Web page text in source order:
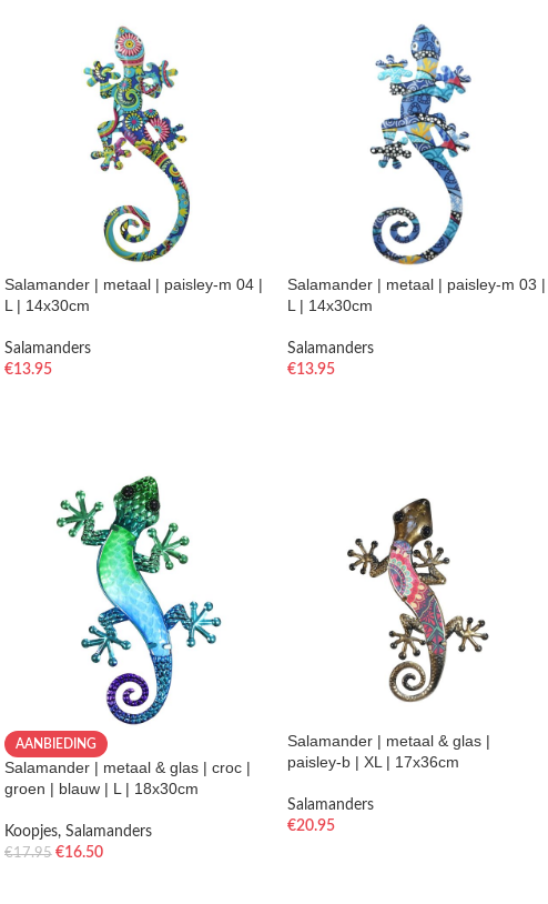
Salamander | metaal | paisley-m 04 |
L | 14x30cm
Salamanders
€13.95
Salamander | metaal | paisley-m 03 |
L | 14x30cm
Salamanders
€13.95
AANBIEDING
Salamander | metaal & glas | croc |
groen | blauw | L | 18x30cm
Koopjes, Salamanders
€17.95 €16.50
Salamander | metaal & glas |
paisley-b | XL | 17x36cm
Salamanders
€20.95